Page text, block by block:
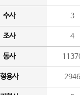
수사 3
조사 4
동사
형용사 2946